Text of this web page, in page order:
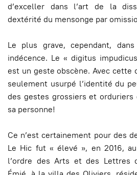
d’exceller dans l’art de la
dextérité du mensonge par
Le plus grave, cependant,
indécence. Le « digitus
est un geste obscène. Avec cette
seulement usurpé l’identité du
des gestes grossiers et orduriers
sa personne!
Ce n’est certainement pour des
Le Hic fut « élevé », en 2016,
l’ordre des Arts et des Lettres